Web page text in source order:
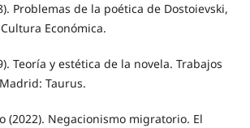
Problemas de la poética de Dostoievski,
Económica.
Teoría y estética de la novela. Trabajos
Taurus.
(2022). Negacionismo migratorio. El